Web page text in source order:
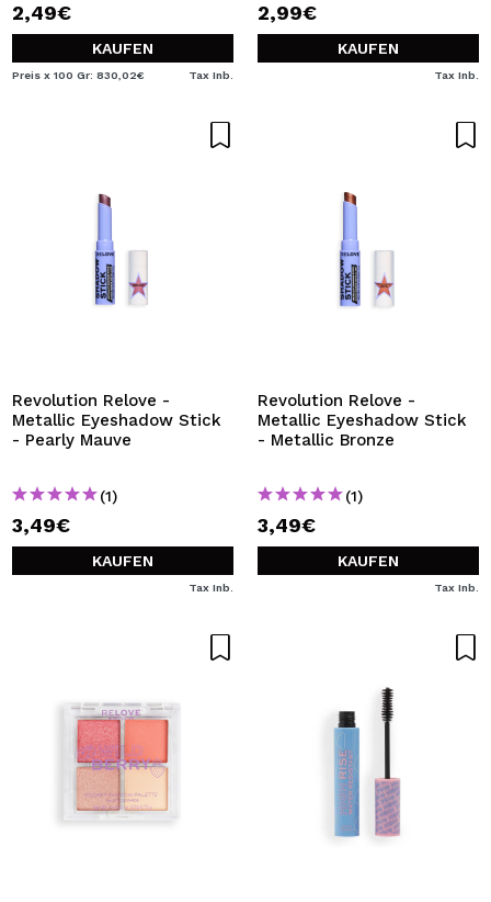
2,49€
KAUFEN
Preis x 100 Gr: 830,02€ Tax Inb.
2,99€
KAUFEN
Tax Inb.
Revolution Relove -
Metallic Eyeshadow Stick
- Pearly Mauve
(1)
3,49€
KAUFEN
Tax Inb.
Revolution Relove -
Metallic Eyeshadow Stick
- Metallic Bronze
(1)
3,49€
KAUFEN
Tax Inb.